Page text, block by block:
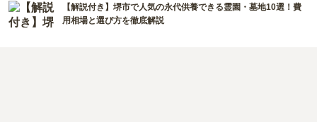
【解説付き】堺市で人気の永代供養できる霊園・墓地10選！費
用相場と選び方を徹底解説